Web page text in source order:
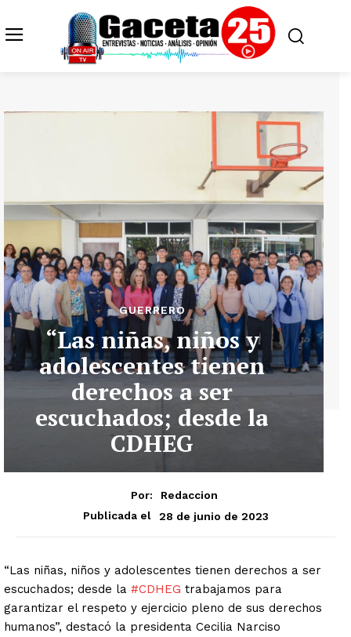
GUERRERO
“Las niñas, niños y
adolescentes tienen
derechos a ser
escuchados; desde la
CDHEG
Por:
Redaccion
Publicada el
28 de junio de 2023
“Las niñas, niños y adolescentes tienen derechos a ser
escuchados; desde la #CDHEG trabajamos para
garantizar el respeto y ejercicio pleno de sus derechos
humanos”, destacó la presidenta Cecilia Narciso